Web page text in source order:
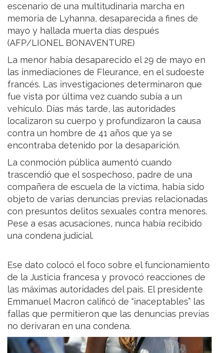
escenario de una multitudinaria marcha en
memoria de Lyhanna, desaparecida a fines de
mayo y hallada muerta días después
(AFP/LIONEL BONAVENTURE)
La menor había desaparecido el 29 de mayo en
las inmediaciones de Fleurance, en el sudoeste
francés. Las investigaciones determinaron que
fue vista por última vez cuando subía a un
vehículo. Días más tarde, las autoridades
localizaron su cuerpo y profundizaron la causa
contra un hombre de 41 años que ya se
encontraba detenido por la desaparición.
La conmoción pública aumentó cuando
trascendió que el sospechoso, padre de una
compañera de escuela de la víctima, había sido
objeto de varias denuncias previas relacionadas
con presuntos delitos sexuales contra menores.
Pese a esas acusaciones, nunca había recibido
una condena judicial.
Ese dato colocó el foco sobre el funcionamiento
de la Justicia francesa y provocó reacciones de
las máximas autoridades del país. El presidente
Emmanuel Macron calificó de “inaceptables” las
fallas que permitieron que las denuncias previas
no derivaran en una condena.